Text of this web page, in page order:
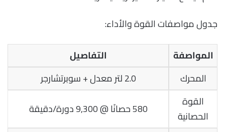
جدول مواصفات القوة والأداء:
المواصفة التفاصيل
المحرك
2.0 لتر معدل + سوبرتشارجر
القوة
الحصانية
580 حصانًا @ 9,300 دورة/دقيقة